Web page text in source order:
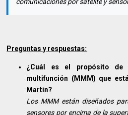
Preguntas y respuestas:
¿Cuál es el propósito de
multifunción (MMM) que
Martin?
Los MMM están diseñados
sensores por encima de la